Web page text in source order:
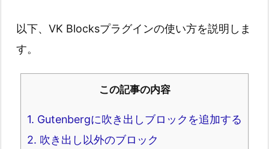
以下、VK Blocksプラグインの使い方を説明しま
す。
この記事の内容
1. Gutenbergに吹き出しブロックを追加する
2. 吹き出し以外のブロック